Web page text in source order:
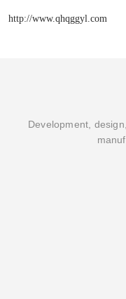
http://www.qhqggyl.com
Development,